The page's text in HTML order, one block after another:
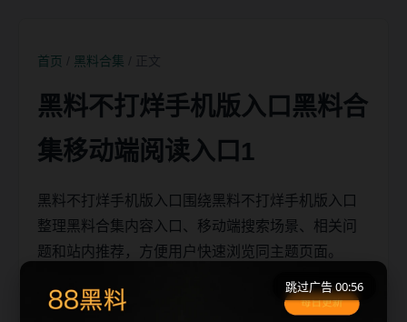
首页 黑料合集
黑料不打烊手机版入口黑料合
集移动端阅读入口1
黑料不打烊手机版入口围绕黑料不打烊手机版入口
整理黑料合集内容入口、移动端搜索场景、相关问
题和站内推荐，方便用户快速浏览同主题页面。
跳过广告 00:56